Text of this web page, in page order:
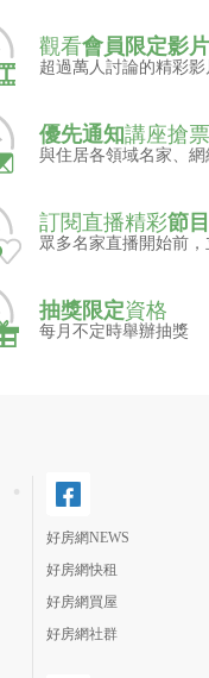
觀看會員限定影片
超過萬人討論的精彩影
優先通知講座搶票
與住居各領域名家、
訂閱直播精彩節
眾多名家直播開始前
抽獎限定資格
每月不定時舉辦抽獎
好房網NEWS
好房網快租
好房網買屋
好房網社群